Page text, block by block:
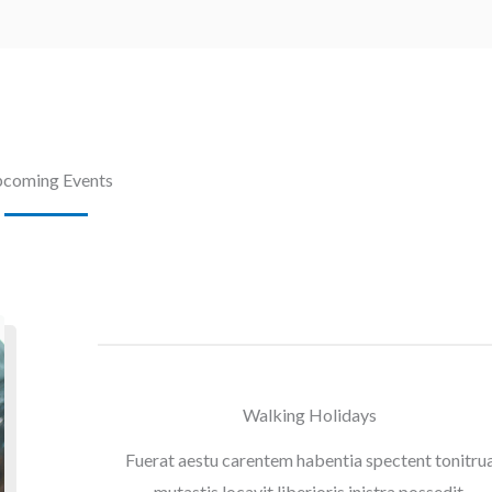
Events
Walking Holidays
Fuerat aestu carentem habentia spectent